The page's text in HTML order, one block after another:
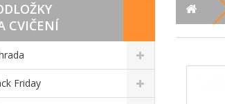
CVIČENÍ
Friday